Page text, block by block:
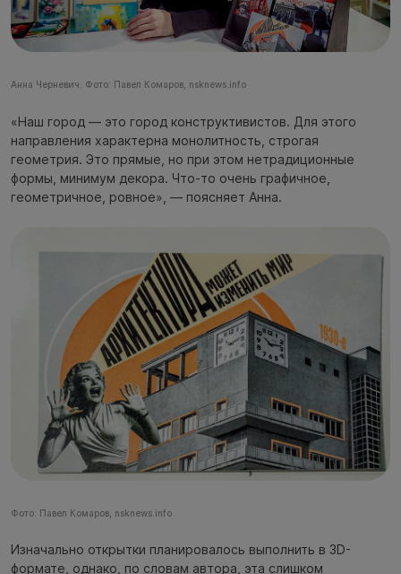
Анна Черневич. Фото: Павел Комаров, nsknews.info
«Наш город — это город конструктивистов. Для этого
направления характерна монолитность, строгая
геометрия. Это прямые, но при этом нетрадиционные
формы, минимум декора. Что-то очень графичное,
геометричное, ровное», — поясняет Анна.
Фото: Павел Комаров, nsknews.info
Изначально открытки планировалось выполнить в 3D-
формате, однако, по словам автора, эта слишком